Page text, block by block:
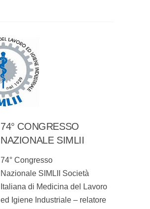
74° CONGRESSO
NAZIONALE SIMLII
74° Congresso
Nazionale SIMLII Società
Italiana di Medicina del Lavoro
ed Igiene Industriale – relatore